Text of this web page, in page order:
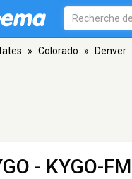
» Colorado » Denver
- KYGO-FM